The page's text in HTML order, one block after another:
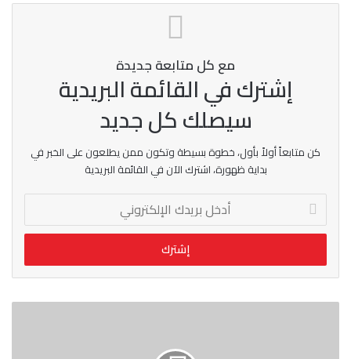
مع كل متابعة جديدة
إشترك في القائمة البريدية
سيصلك كل جديد
كن متابعاً أولاً بأول، خطوة بسيطة وتكون ممن يطلعون على الخبر في
بداية ظهورة، اشترك الآن في القائمة البريدية
أدخل
بريدك
الإلكتروني
لودريان